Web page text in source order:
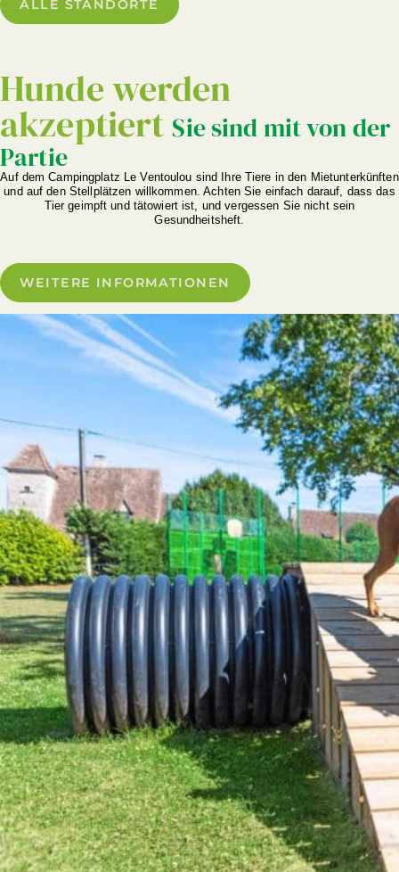
ALLE STANDORTE
Hunde werden
akzeptiertSie sind mit von der
Partie
Auf dem Campingplatz Le Ventoulou sind Ihre Tiere in den Mietunterkünften
und auf den Stellplätzen willkommen. Achten Sie einfach darauf, dass das
Tier geimpft und tätowiert ist, und vergessen Sie nicht sein
Gesundheitsheft.
WEITERE INFORMATIONEN